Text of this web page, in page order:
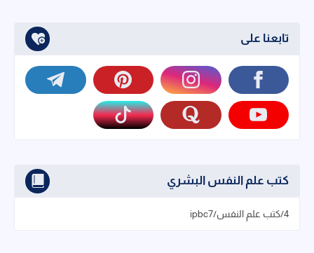
تابعنا على
كتب علم النفس البشري
4/كتب علم النفس/ipbc7